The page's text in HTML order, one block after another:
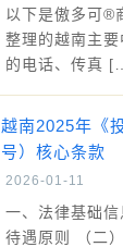
以下是傲多可®
整理的越南主
的电话、传真
越南2025年《
号）核心条款
2026-01-11
一、法律基础
待遇原则 （二